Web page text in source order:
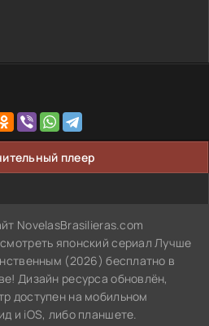
плеер
NovelasBrasilieras.com
японский сериал Лучше
(2026) бесплатно в
Дизайн ресурса обновлён,
доступен на мобильном
и iOS, либо планшете.